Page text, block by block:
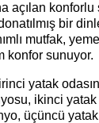
açılan
bir
mutfak,
konfor sunuyor.
yatak
ikinci yatak
üçüncü